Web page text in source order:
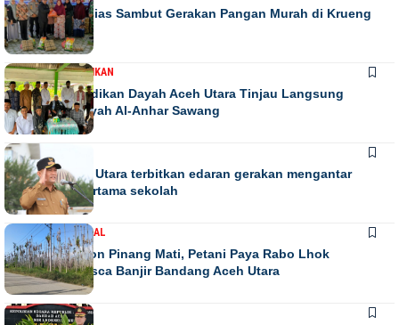
Warga Antusias Sambut Gerakan Pangan Murah di Krueng
Barona Jaya
DAERAHPENDIDIKAN
Kadis Pendidikan Dayah Aceh Utara Tinjau Langsung
Relokasi Dayah Al-Anhar Sawang
DAERAH
Bupati Aceh Utara terbitkan edaran gerakan mengantar
anak hari pertama sekolah
DAERAHNASIONAL
Ribuan Pohon Pinang Mati, Petani Paya Rabo Lhok
Terpuruk Pasca Banjir Bandang Aceh Utara
DAERAHNEWS